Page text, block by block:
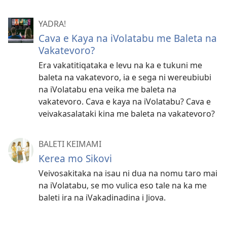
YADRA!
Cava e Kaya na iVolatabu me Baleta na
Vakatevoro?
Era vakatitiqataka e levu na ka e tukuni me
baleta na vakatevoro, ia e sega ni wereubiubi
na iVolatabu ena veika me baleta na
vakatevoro. Cava e kaya na iVolatabu? Cava e
veivakasalataki kina me baleta na vakatevoro?
BALETI KEIMAMI
Kerea mo Sikovi
Veivosakitaka na isau ni dua na nomu taro mai
na iVolatabu, se mo vulica eso tale na ka me
baleti ira na iVakadinadina i Jiova.